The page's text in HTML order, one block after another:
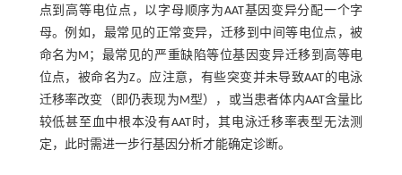
点到高等电位点，以字母顺序为AAT基因变异分配一个字
母。例如，最常见的正常变异，迁移到中间等电位点，被
命名为M；最常见的严重缺陷等位基因变异迁移到高等电
位点，被命名为Z。应注意，有些突变并未导致AAT的电泳
迁移率改变（即仍表现为M型），或当患者体内AAT含量比
较低甚至血中根本没有AAT时，其电泳迁移率表型无法测
定，此时需进一步行基因分析才能确定诊断。